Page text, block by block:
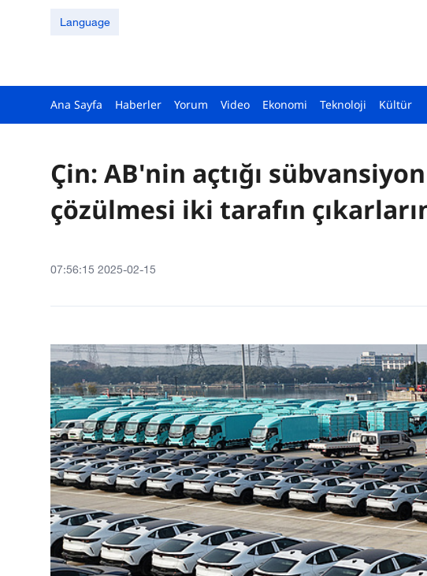
Language
Ana Sayfa Haberler Yorum Video Ekonomi Teknoloji Kültür
Çin: AB'nin açtığı sübvansiyon
çözülmesi iki tarafın
07:56:15 2025-02-15